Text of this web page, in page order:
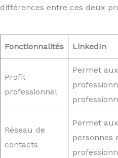
différences entre ces deux
Fonctionnalités LinkedIn
Profil
professionnel
Permet
Réseau de
contacts
Permet
personnes